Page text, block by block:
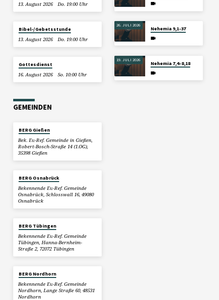
13. August 2026
Do. 19:00 Uhr
Bibel-/Gebetsstunde
13. August 2026
Do. 19:00 Uhr
Gottesdienst
16. August 2026
So. 10:00 Uhr
26. JULI 2026
Nehemia 9,1-37
19. JULI 2026
Nehemia 7,4–8,18
GEMEINDEN
BERG Gießen
Bek. Ev.-Ref. Gemeinde in Gießen,
Robert-Bosch-Straße 14 (1.OG),
35398 Gießen
BERG Osnabrück
Bekennende Ev.-Ref. Gemeinde
Osnabrück, Schlosswall 16, 49080
Osnabrück
BERG Tübingen
Bekennende Ev.-Ref. Gemeinde
Tübingen, Hanna-Bernheim-
Straße 2, 72072 Tübingen
BERG Nordhorn
Bekennende Ev.-Ref. Gemeinde
Nordhorn, Lange Straße 60, 48531
Nordhorn